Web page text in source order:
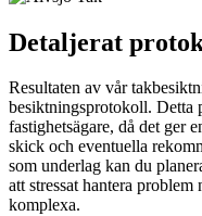
Detaljerat
Resultaten av vår
besiktningsprotokoll. Detta
fastighetsägare, då det ger
skick och eventuella
som underlag kan du
att stressat hantera
komplexa.